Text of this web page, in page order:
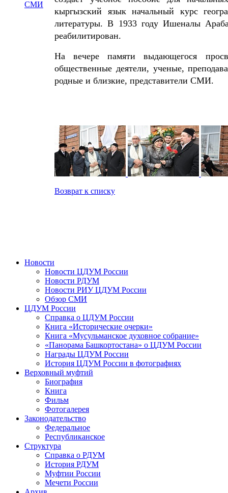
СМИ
кыргызский язык начальный курс
литературы. В 1933 году Ишеналы
реабилитирован.
На вечере памяти выдающегося
общественные деятели, ученые,
родные и близкие, представители СМИ.
Возврат к списку
Новости
Новости ЦДУМ России
Новости РДУМ
Новости РИУ ЦДУМ России
Обзор СМИ
ЦДУМ России
Справка о ЦДУМ России
Книга «Исторические очерки»
Книга «Мусульманское духовное собрание»
«Панорама Башкортостана» о ЦДУМ России
Награды ЦДУМ России
История ЦДУМ России в фотографиях
Верховный муфтий
Биография
Книга
Фильм
Фотогалерея
Законодательство
Федеральное
Республиканское
Структура
Справка о РДУМ
История РДУМ
Муфтии России
Мечети России